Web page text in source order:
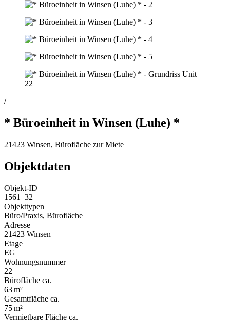
/
* Büroeinheit in Winsen (Luhe) *
21423 Winsen, Bürofläche zur Miete
Objektdaten
Objekt-ID
1561_32
Objekttypen
Büro/Praxis, Bürofläche
Adresse
21423 Winsen
Etage
EG
Wohnungsnummer
22
Bürofläche ca.
63 m²
Gesamtfläche ca.
75 m²
Vermietbare Fläche ca.